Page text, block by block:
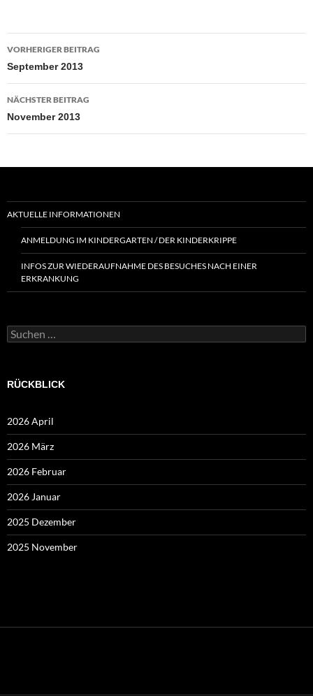
Beitragsnavigation
VORHERIGER BEITRAG
September 2013
NÄCHSTER BEITRAG
November 2013
AKTUELLE INFORMATIONEN
ANMELDUNG IM KINDERGARTEN / DER KINDERKRIPPE
INFOS ZUR WIEDERAUFNAHME DES BESUCHES NACH EINER
ERKRANKUNG
Suchen
nach:
RÜCKBLICK
2026 April
2026 März
2026 Februar
2026 Januar
2025 Dezember
2025 November